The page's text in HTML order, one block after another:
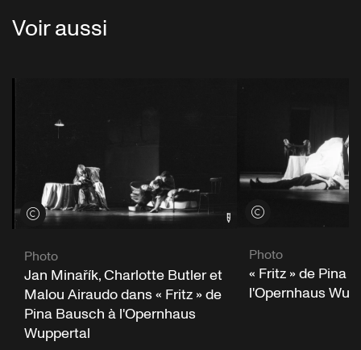
Voir aussi
Voir les crédits
Photo
Jan Minařík, Charlotte Butler et
Malou Airaudo dans « Fritz » de
Pina Bausch à l'Opernhaus
Wuppertal
Voir les crédits
Photo
« Fritz » de Pina
l'Opernhaus